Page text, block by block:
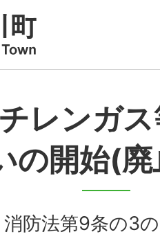
レンガ
の開始(
防法第9条の3